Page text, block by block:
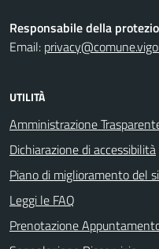
Responsabile della
Email:
UTILITÀ
Amministrazione
Dichiarazione di accessibilità
Piano di miglioramento del
Leggi le FAQ
Prenotazione